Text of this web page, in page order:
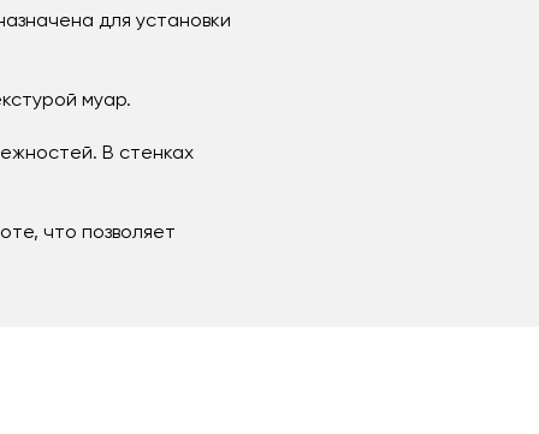
для установки
муар.
В стенках
что позволяет